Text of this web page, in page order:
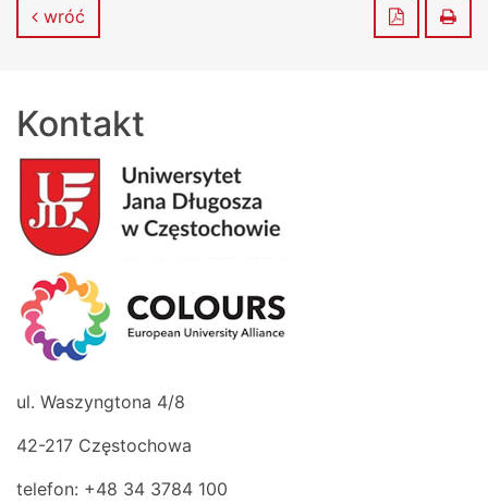
wróć Zapisz do
Kontakt
ul. Waszyngtona 4/8
42-217 Częstochowa
telefon: +48 34 3784 100